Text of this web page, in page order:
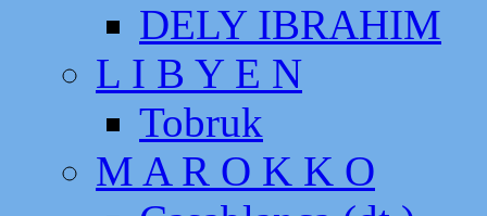
DELY IBRAHIM
L I B Y E N
Tobruk
M A R O K K O